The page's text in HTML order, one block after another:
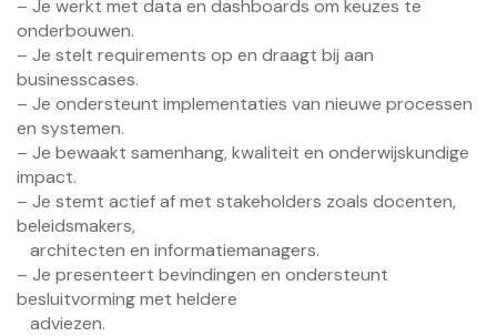
– Je werkt met data en dashboards om keuzes te
onderbouwen.
– Je stelt requirements op en draagt bij aan
businesscases.
– Je ondersteunt implementaties van nieuwe processen
en systemen.
– Je bewaakt samenhang, kwaliteit en onderwijskundige
impact.
– Je stemt actief af met stakeholders zoals docenten,
beleidsmakers,
architecten en informatiemanagers.
– Je presenteert bevindingen en ondersteunt
besluitvorming met heldere
adviezen.